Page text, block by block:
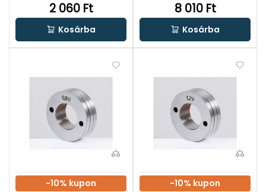
2 060 Ft
Kosárba
8 010 Ft
Kosárba
-10% kupon
-10% kupon